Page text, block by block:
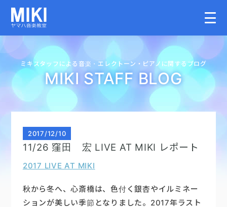
HOME
大人のコース
講師募集情報
ミキスタッフによる音楽・エレクトーン・ ピアノに関するブログ
MIKI STAFF BLOG
2017/12/10
11/26 窪田 宏 LIVE AT MIKI レポート
2017 LIVE AT MIKI
秋から冬へ、心斎橋は、色付く銀杏やイルミネー
ションが美しい季節となりました。2017年ラスト